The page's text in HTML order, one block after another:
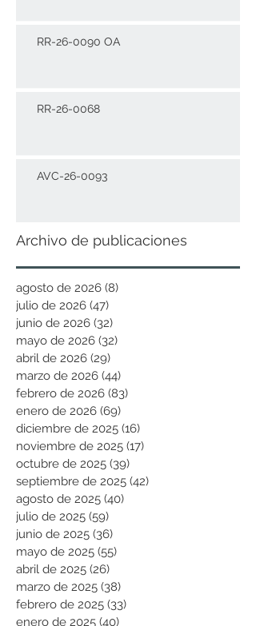
RR-26-0090 OA
RR-26-0068
AVC-26-0093
Archivo de publicaciones
agosto de 2026 (8)
julio de 2026 (47)
junio de 2026 (32)
mayo de 2026 (32)
abril de 2026 (29)
marzo de 2026 (44)
febrero de 2026 (83)
enero de 2026 (69)
diciembre de 2025 (16)
noviembre de 2025 (17)
octubre de 2025 (39)
septiembre de 2025 (42)
agosto de 2025 (40)
julio de 2025 (59)
junio de 2025 (36)
mayo de 2025 (55)
abril de 2025 (26)
marzo de 2025 (38)
febrero de 2025 (33)
enero de 2025 (40)